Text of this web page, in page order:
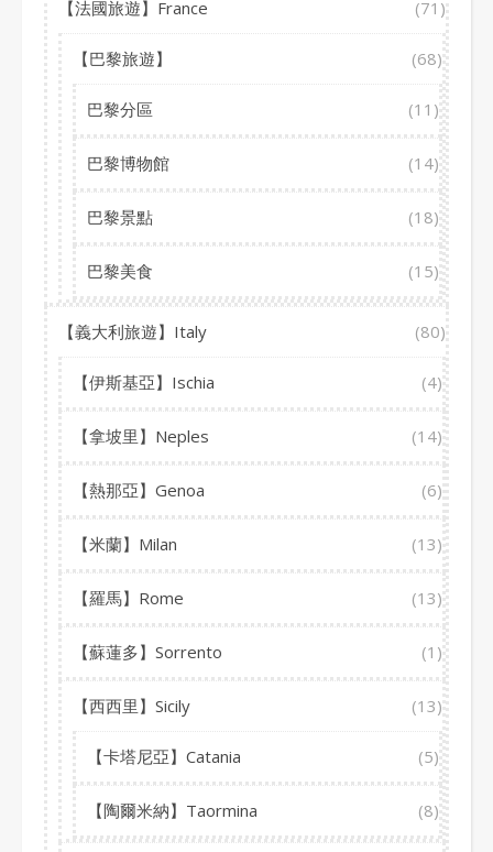
【法國旅遊】France (71)
【巴黎旅遊】 (68)
巴黎分區 (11)
巴黎博物館 (14)
巴黎景點 (18)
巴黎美食 (15)
【義大利旅遊】Italy (80)
【伊斯基亞】Ischia (4)
【拿坡里】Neples (14)
【熱那亞】Genoa (6)
【米蘭】Milan (13)
【羅馬】Rome (13)
【蘇蓮多】Sorrento (1)
【西西里】Sicily (13)
【卡塔尼亞】Catania (5)
【陶爾米納】Taormina (8)